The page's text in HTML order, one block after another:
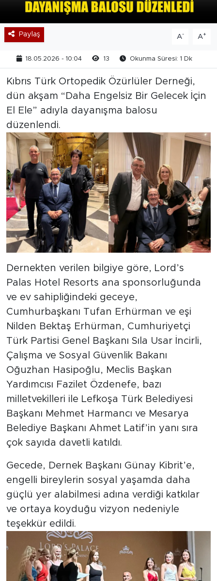
Paylaş A- A+
18.05.2026 - 10:04 13 Okunma Süresi: 1 Dk
Kıbrıs Türk Ortopedik Özürlüler Derneği,
dün akşam “Daha Engelsiz Bir Gelecek İçin
El Ele” adıyla dayanışma balosu
düzenlendi.
Dernekten verilen bilgiye göre, Lord’s
Palas Hotel Resorts ana sponsorluğunda
ve ev sahipliğindeki geceye,
Cumhurbaşkanı Tufan Erhürman ve eşi
Nilden Bektaş Erhürman, Cumhuriyetçi
Türk Partisi Genel Başkanı Sıla Usar İncirli,
Çalışma ve Sosyal Güvenlik Bakanı
Oğuzhan Hasipoğlu, Meclis Başkan
Yardımcısı Fazilet Özdenefe, bazı
milletvekilleri ile Lefkoşa Türk Belediyesi
Başkanı Mehmet Harmancı ve Mesarya
Belediye Başkanı Ahmet Latif’in yanı sıra
çok sayıda davetli katıldı.
Gecede, Dernek Başkanı Günay Kibrit’e,
engelli bireylerin sosyal yaşamda daha
güçlü yer alabilmesi adına verdiği katkılar
ve ortaya koyduğu vizyon nedeniyle
teşekkür edildi.